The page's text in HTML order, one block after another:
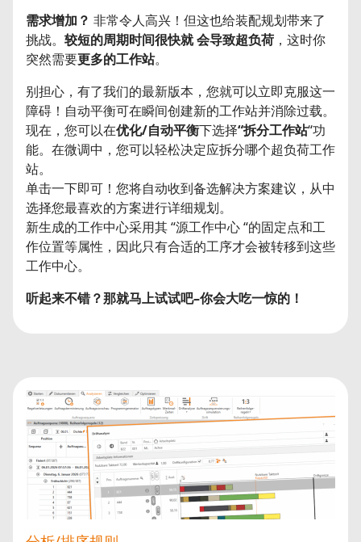
需求增加？ 非常令人高兴！但这也给装配规划带来了
挑战。 较短的周期时间很快就会导致超负荷 ，这时你
突然需要更多的工作站。
别担心，有了我们的最新版本，您就可以立即克服这一
障碍！自动平衡可在瞬间创建新的工作站并消除过载。
现在，您可以在优化/自动平衡下选择“拆分工作站“功
能。在微调中，您可以轻松决定应拆分哪个超负荷工作
站。
单击一下即可！您将自动收到备选解决方案建议，从中
选择您最喜欢的方案进行详细规划。
新生成的工作中心采用其 “源工作中心 “的固定点和工
作位置等属性，因此只有合适的工序才会被转移到这些
工作中心。
听起来不错？那就马上试试吧–你会大吃一惊的！